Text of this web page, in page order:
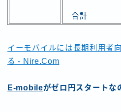
合計
イーモバイルには長期利用者
る - Nire.Com
E-mobileがゼロ円スタートな